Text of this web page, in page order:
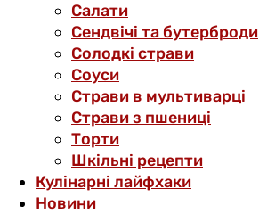
Салати
Сендвічі та бутерброди
Солодкі страви
Соуси
Страви в мультиварці
Страви з пшениці
Торти
Шкільні рецепти
Кулінарні лайфхаки
Новини